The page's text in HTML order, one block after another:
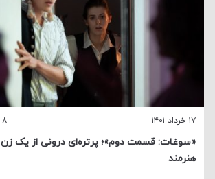
۱۷ خرداد ۱۴۰۱ 8 دقیقه
«سوغات: قسمت دوم»؛ پرتره‌ای درونی از یک زن
هنرمند